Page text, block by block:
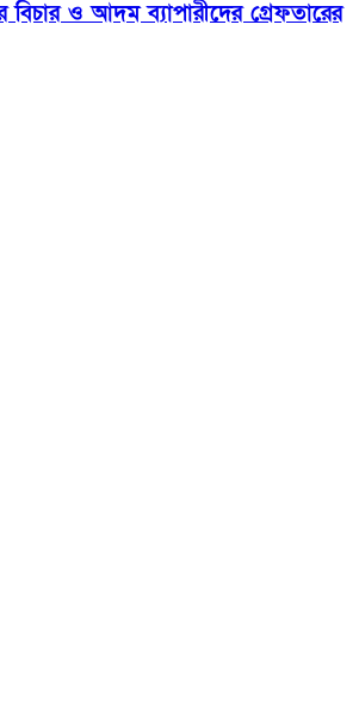
ও আদম ব্যাপারীদের গ্রেফতারের